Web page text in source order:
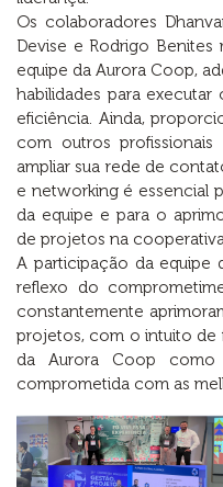
Os colaboradores
Devise e Rodrigo
equipe da Aurora Coop,
habilidades para
eficiência. Ainda,
com outros
ampliar sua rede de
e networking é essencial
da equipe e para o
de projetos na
A participação da equipe
reflexo do
constantemente
projetos, com o intuito de
da Aurora Coop como
comprometida com as